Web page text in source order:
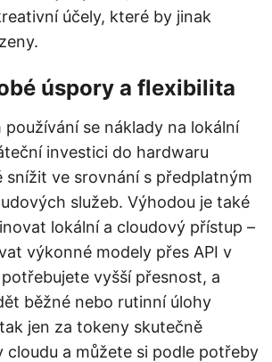
účely, které by jinak
úspory a flexibilita
používání se náklady na lokální
investici do hardwaru
snížit ve srovnání s předplatným
služeb. Výhodou je také
lokální a cloudový přístup –
výkonné modely přes API v
vyšší přesnost, a
běžné nebo rutinní úlohy
jen za tokeny skutečně
cloudu a můžete si podle potřeby